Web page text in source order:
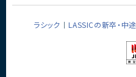
ラシック LASSICの新卒・中